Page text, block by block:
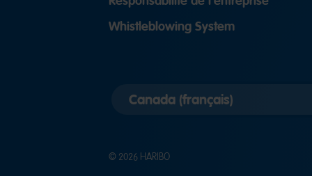
Whistleblowing System
country
© 2026 HARIBO